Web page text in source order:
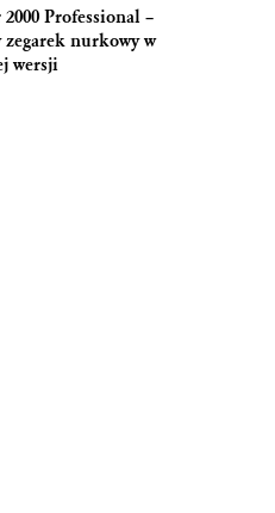
Professional –
nurkowy w
wersji